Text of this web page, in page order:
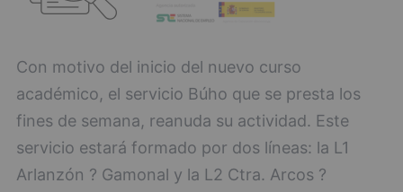
Con motivo del inicio del nuevo curso
académico, el servicio Búho que se presta los
fines de semana, reanuda su actividad. Este
servicio estará formado por dos líneas: la L1
Arlanzón ? Gamonal y la L2 Ctra. Arcos ?